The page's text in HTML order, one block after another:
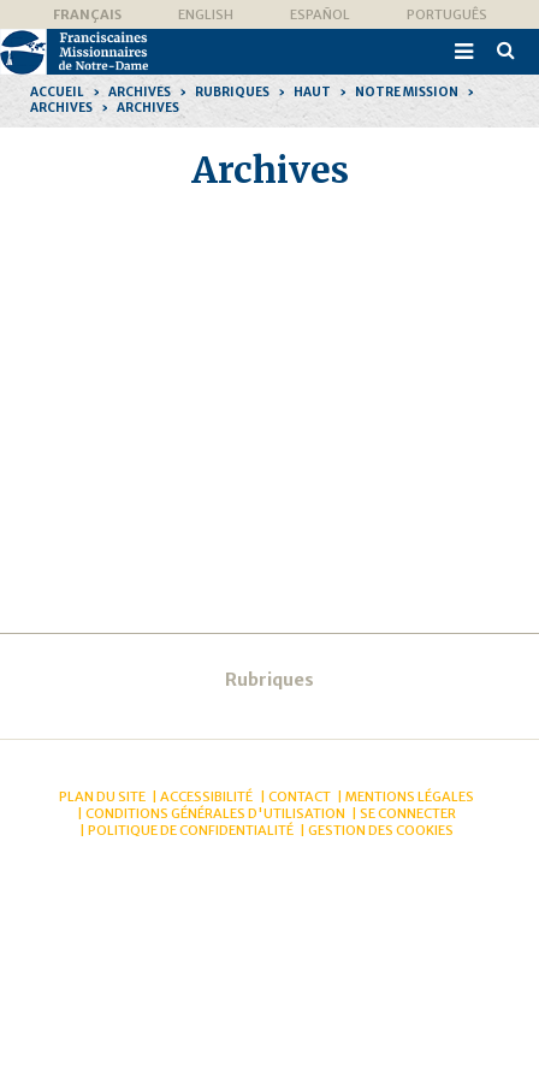
contenu.
|
Aller
navigation
personnelsFRANÇAIS ENGLISH ESPAÑOL PORTUGUÊS

ACCUEIL › ARCHIVES › RUBRIQUES › HAUT › NOTRE MISSION
›
ARCHIVES
› ARCHIVES
Archives
Navigation
Rubriques
PLAN DU SITE ACCESSIBILITÉ CONTACT
MENTIONS LÉGALES
CONDITIONS GÉNÉRALES D'UTILISATION
SE CONNECTER
POLITIQUE DE CONFIDENTIALITÉ
GESTION DES COOKIES